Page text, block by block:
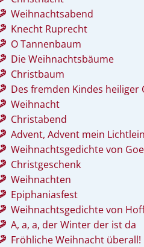
Weihnachtsabend
Knecht Ruprecht
O Tannenbaum
Die Weihnachtsbäume
Christbaum
Des fremden Kindes heiliger
Weihnacht
Christabend
Advent, Advent mein
Weihnachtsgedichte von
Christgeschenk
Weihnachten
Epiphaniasfest
Weihnachtsgedichte von
A, a, a, der Winter der ist da
Fröhliche Weihnacht überall!